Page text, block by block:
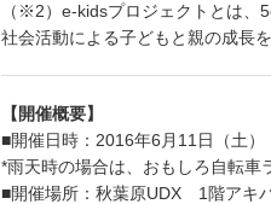
（※2）e-kidsプロジェクトとは
社会活動による子どもと親の成長
【開催概要】
■開催日時：2016年6月11日（土
*雨天時の場合は、おもしろ自転車
■開催場所：秋葉原UDX 1階アキ